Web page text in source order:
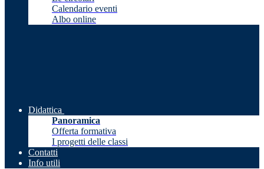
Calendario eventi
Albo online
Didattica
Panoramica
Offerta formativa
I progetti delle classi
Contatti
Info utili